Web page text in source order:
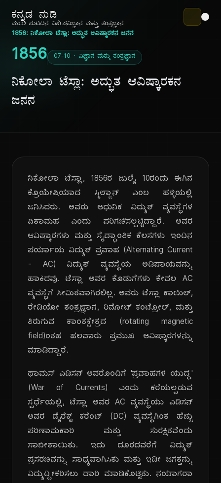
ಕನ್ನಡ ನುಡಿ
ಮುಖ ಪುಟದಿನ ವಿಶೇಷವಿಜ್ಞಾನ ಮತ್ತು ತಂತ್ರಜ್ಞಾನ
1856: ನಿಕೋಲಾ ಟೆಸ್ಲಾ: ಅದ್ಭುತ ಆವಿಷ್ಕಾರಕನ ಜನನ
1856 07-10 · ವಿಜ್ಞಾನ ಮತ್ತು ತಂತ್ರಜ್ಞಾನ
ನಿಕೋಲಾ ಟೆಸ್ಲಾ: ಅದ್ಭುತ ಆವಿಷ್ಕಾರಕನ
ಜನನ
ನಿಕೋಲಾ ಟೆಸ್ಲಾ, 1856ರ ಜುಲೈ 10ರಂದು ಈಗಿನ
ಕ್ರೊಯೇಷಿಯಾದ ಸ್ಮಿಲ್ಜಾನ್ ಎಂಬ ಹಳ್ಳಿಯಲ್ಲಿ
ಜನಿಸಿದರು. ಅವರು ಆಧುನಿಕ ವಿದ್ಯುತ್ ವ್ಯವಸ್ಥೆಗಳ
ಪಿತಾಮಹ ಎಂದು ಪರಿಗಣಿಸಲ್ಪಟ್ಟಿದ್ದಾರೆ. ಅವರ
ಆವಿಷ್ಕಾರಗಳು ಮತ್ತು ಸೈದ್ಧಾಂತಿಕ ಕೆಲಸಗಳು ಇಂದಿನ
ಪರ್ಯಾಯ ವಿದ್ಯುತ್ ಪ್ರವಾಹ (Alternating Current
- AC) ವಿದ್ಯುತ್ ವ್ಯವಸ್ಥೆಯ ಅಡಿಪಾಯವನ್ನು
ಹಾಕಿದವು. ಟೆಸ್ಲಾ ಅವರ ಕೊಡುಗೆಗಳು ಕೇವಲ AC
ವ್ಯವಸ್ಥೆಗೆ ಸೀಮಿತವಾಗಿರಲಿಲ್ಲ. ಅವರು ಟೆಸ್ಲಾ ಕಾಯಿಲ್,
ರೇಡಿಯೋ ತಂತ್ರಜ್ಞಾನ, ರಿಮೋಟ್ ಕಂಟ್ರೋಲ್, ಮತ್ತು
ತಿರುಗುವ ಕಾಂತಕ್ಷೇತ್ರದ (rotating magnetic
field)ಂತಹ ಹಲವಾರು ಪ್ರಮುಖ ಆವಿಷ್ಕಾರಗಳನ್ನು
ಮಾಡಿದ್ದಾರೆ.
ಥಾಮಸ್ ಎಡಿಸನ್ ಅವರೊಂದಿಗೆ 'ಪ್ರವಾಹಗಳ ಯುದ್ಧ'
(War of Currents) ಎಂದು ಕರೆಯಲ್ಪಡುವ
ಸ್ಪರ್ಧೆಯಲ್ಲಿ, ಟೆಸ್ಲಾ ಅವರ AC ವ್ಯವಸ್ಥೆಯು ಎಡಿಸನ್
ಅವರ ಡೈರೆಕ್ಟ್ ಕರೆಂಟ್ (DC) ವ್ಯವಸ್ಥೆಗಿಂತ ಹೆಚ್ಚು
ಪರಿಣಾಮಕಾರಿ ಮತ್ತು ಸುರಕ್ಷಿತವೆಂದು
ಸಾಬೀತಾಯಿತು. ಇದು ದೂರದವರೆಗೆ ವಿದ್ಯುತ್
ಪ್ರಸರಣವನ್ನು ಸಾಧ್ಯವಾಗಿಸಿತು ಮತ್ತು ಇಡೀ ಜಗತ್ತನ್ನು
ವಿದ್ಯುದ್ದೀಕರಿಸಲು ದಾರಿ ಮಾಡಿಕೊಟ್ಟಿತು. ನಯಾಗರಾ